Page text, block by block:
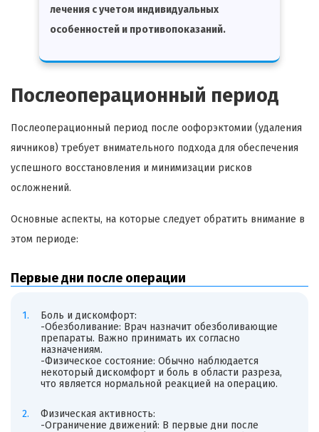
лечения с учетом индивидуальных
особенностей и противопоказаний.
Послеоперационный период
Послеоперационный период после оофорэктомии (удаления
яичников) требует внимательного подхода для обеспечения
успешного восстановления и минимизации рисков
осложнений.
Основные аспекты, на которые следует обратить внимание в
этом периоде:
Первые дни после операции
Боль и дискомфорт:
-Обезболивание: Врач назначит обезболивающие
препараты. Важно принимать их согласно
назначениям.
-Физическое состояние: Обычно наблюдается
некоторый дискомфорт и боль в области разреза,
что является нормальной реакцией на операцию.
Физическая активность:
-Ограничение движений: В первые дни после